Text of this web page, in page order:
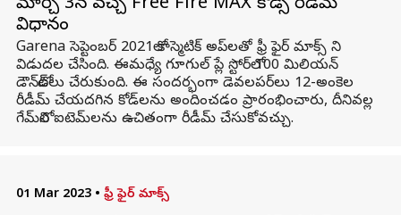
మార్చి 3న వచ్చే Free Fire MAX కోడ్స్ రీడీమ్
విధానం
Garena సెప్టెంబర్ 2021లో కాస్మెటిక్ అప్‌లతో ఫ్రీ ఫైర్ మాక్స్ ని
విడుదల చేసింది. ఈమధ్యే గూగుల్ ప్లే స్టోర్‌లో 100 మిలియన్
డౌన్‌లోడ్‌లు చేరుకుంది. ఈ సందర్భంగా డెవలపర్‌లు 12-అంకెల
రీడీమ్ చేయదగిన కోడ్‌లను అందించడం ప్రారంభించారు, దీనివల్ల
గేమ్‌లోని ఐటెమ్‌లను ఉచితంగా రీడీమ్ చేసుకోవచ్చు.
01 Mar 2023 • ఫ్రీ ఫైర్ మాక్స్